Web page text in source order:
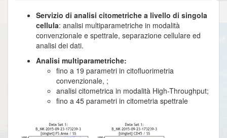
Servizio di analisi citometriche a livello di singola
cellula: analisi multiparametriche in modalità
convenzionale e spettrale, separazione cellulare ed
analisi dei dati.
Analisi multiparametriche:
fino a 19 parametri in citofluorimetria
convenzionale, ;
analisi citometrica in modalità High-Throughput;
fino a 45 parametri in citometria spettrale